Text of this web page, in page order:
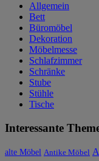
Allgemein
Bett
Büromöbel
Dekoration
Möbelmesse
Schlafzimmer
Schränke
Stube
Stühle
Tische
Interessante
alte Möbel Antike Möbel